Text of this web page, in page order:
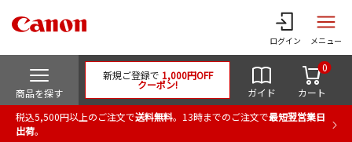
ログイン メニュー
商品を探す
新規ご登録で 1,000円OFF
クーポン!
ガイド カート
0
税込5,500円以上のご注文で送料無料。13時までのご注文で最短翌営業日
出荷。